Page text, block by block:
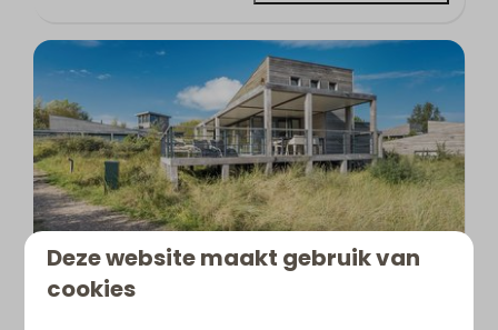
Deze website maakt gebruik van
cookies